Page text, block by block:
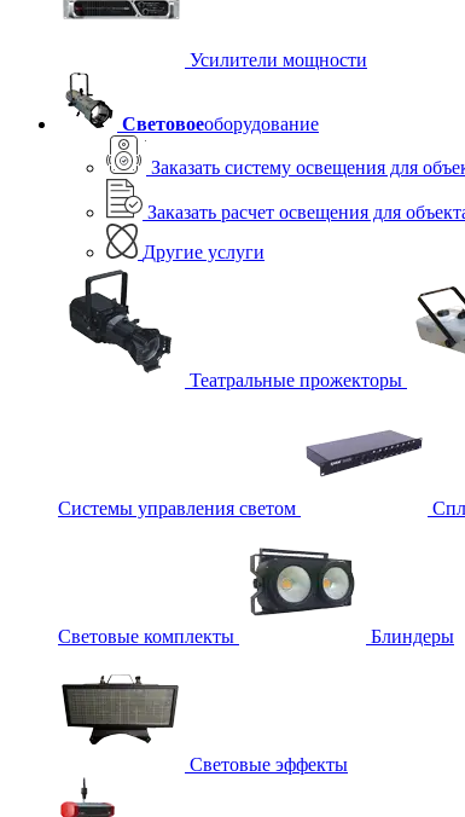
Усилители мощности
Световоеоборудование
Заказать систему освещения для
Заказать расчет освещения для
Другие услуги
Театральные прожекторы
Системы управления светом
Световые комплекты Блиндеры
Световые эффекты